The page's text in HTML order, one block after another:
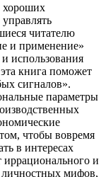
хороших
читателю
и применение»
использования
книга поможет
сигналов».
параметры
чтобы вовремя
в интересах
иррационального и
мифов,